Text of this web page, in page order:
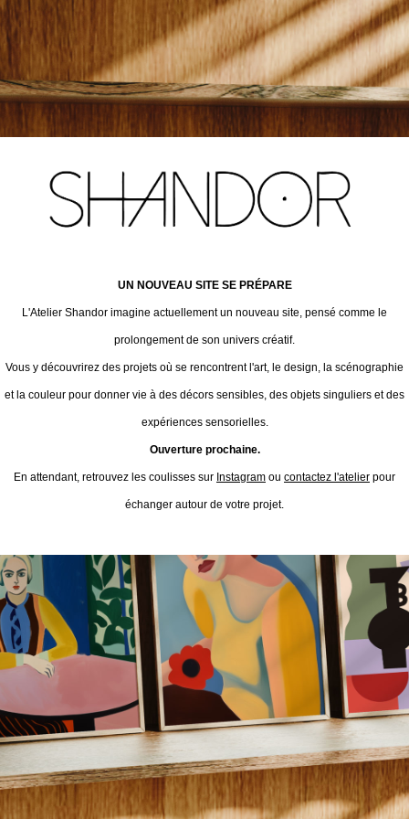
UN NOUVEAU SITE SE PRÉPARE
L'Atelier Shandor imagine actuellement un nouveau site, pensé comme le
prolongement de son univers créatif.
Vous y découvrirez des projets où se rencontrent l'art, le design, la scénographie
et la couleur pour donner vie à des décors sensibles, des objets singuliers et des
expériences sensorielles.
Ouverture prochaine.
En attendant, retrouvez les coulisses sur Instagram ou contactez l'atelier pour
échanger autour de votre projet.